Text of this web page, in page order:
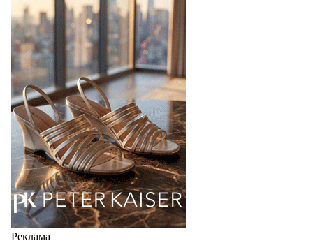
Бренд IDZI – это детская и подростковая обувь с
элементами ортопедии от белорусского
производителя (РУП «Белорусский протезно-
ортопедический восстановительный…
04.08.2026 465
Реклама